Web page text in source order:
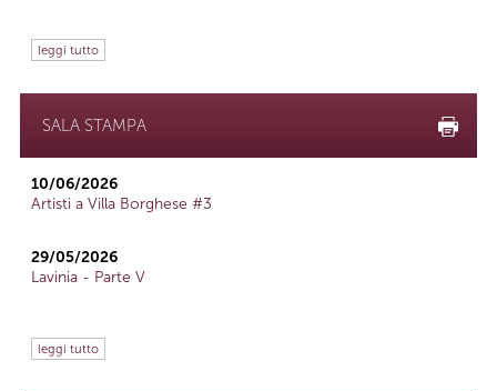
leggi tutto
SALA STAMPA
10/06/2026
Artisti a Villa Borghese #3
29/05/2026
Lavinia - Parte V
leggi tutto